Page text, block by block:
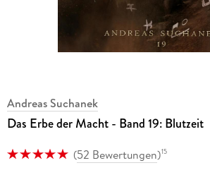
Andreas Suchanek
Das Erbe der Macht - Band 19: Blutzeit
(52 Bewertungen)15